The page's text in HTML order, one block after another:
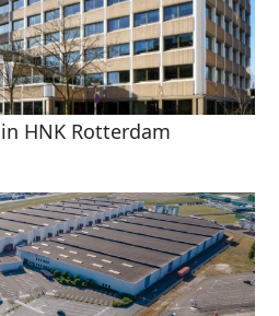
HNK Rotterdam